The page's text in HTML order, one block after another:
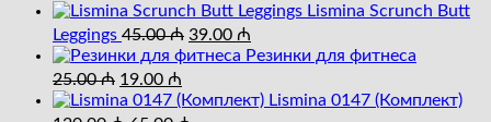
Lismina Scrunch Butt
Leggings 45.00₼ Первоначальная
цена
45.00 ₼.
39.00 ₼
цена:
Резинки для фитнеса
25.00₼ Первоначальная
цена
составляла
19.00 ₼
цена:
Lismina 0147 (Комплект)